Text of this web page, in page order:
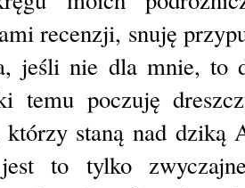
recenzji, snuję
jeśli nie dla mnie, to
temu poczuję
staną nad dziką
to tylko